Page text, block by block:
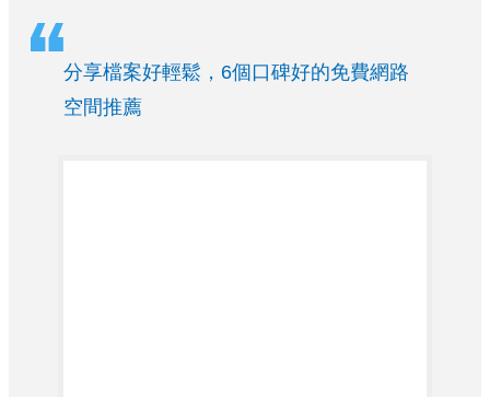
分享檔案好輕鬆，6個口碑好的免費網路
空間推薦